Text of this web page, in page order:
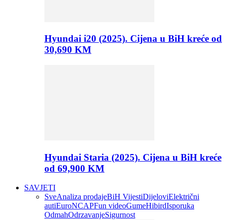
Hyundai i20 (2025). Cijena u BiH kreće od
30,690 KM
Hyundai Staria (2025). Cijena u BiH kreće
od 69,900 KM
SAVJETI
SveAnaliza prodajeBiH VijestiDijeloviElektrični
autiEuroNCAPFun videoGumeHibirdIsporuka
OdmahOdrzavanjeSigurnost